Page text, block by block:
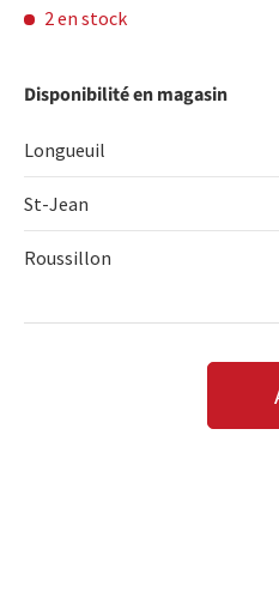
2 en stock
Disponibilité en magasin
Longueuil
St-Jean
Roussillon
DIMINUER LA